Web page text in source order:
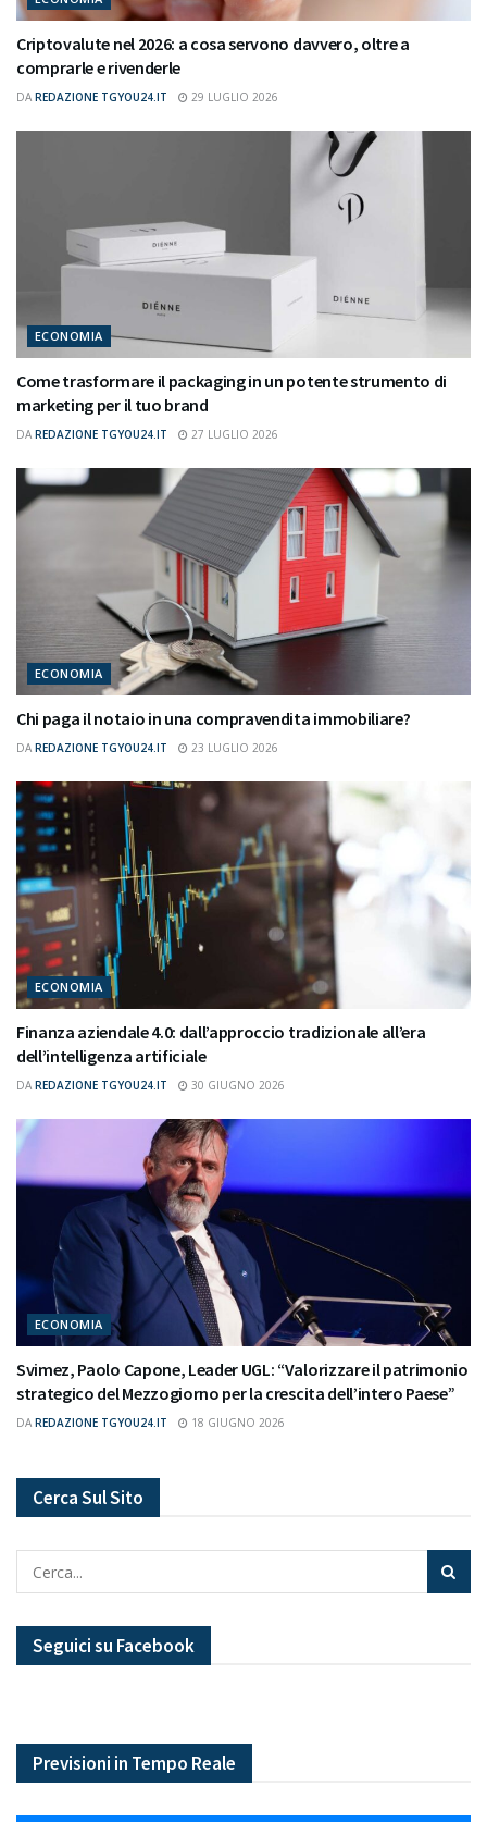
Criptovalute nel 2026: a cosa servono davvero, oltre a
comprarle e rivenderle
DA REDAZIONE TGYOU24.IT 29 LUGLIO 2026
ECONOMIA
Come trasformare il packaging in un potente strumento di
marketing per il tuo brand
DA REDAZIONE TGYOU24.IT 27 LUGLIO 2026
ECONOMIA
Chi paga il notaio in una compravendita immobiliare?
DA REDAZIONE TGYOU24.IT 23 LUGLIO 2026
ECONOMIA
Finanza aziendale 4.0: dall’approccio tradizionale all’era
dell’intelligenza artificiale
DA REDAZIONE TGYOU24.IT 30 GIUGNO 2026
ECONOMIA
Svimez, Paolo Capone, Leader UGL: “Valorizzare il patrimonio
strategico del Mezzogiorno per la crescita dell’intero Paese”
DA REDAZIONE TGYOU24.IT 18 GIUGNO 2026
Cerca Sul Sito
Seguici su Facebook
Previsioni in Tempo Reale